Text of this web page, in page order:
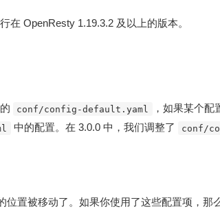
OpenResty 1.19.3.2 及以上的版本。
conf/config-default.yaml ，如果某个配
中的配置。在 3.0.0 中，我们调整了
conf/
位置被移动了。如果你使用了这些配置项，那